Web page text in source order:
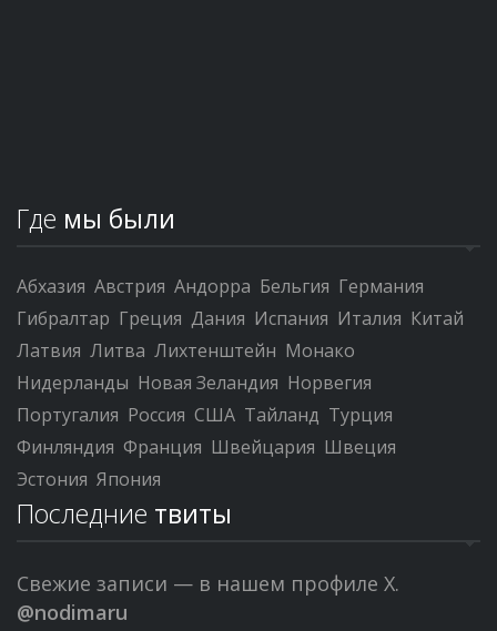
Где мы были
Абхазия Австрия Андорра Бельгия Германия
Гибралтар Греция Дания Испания Италия Китай
Латвия Литва Лихтенштейн Монако
Нидерланды Новая Зеландия Норвегия
Португалия Россия США Тайланд Турция
Финляндия Франция Швейцария Швеция
Эстония Япония
Последние твиты
Свежие записи — в нашем профиле X.
@nodimaru